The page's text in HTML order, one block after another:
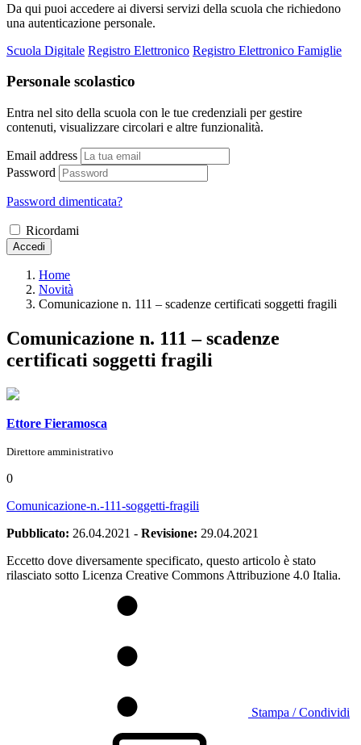
Da qui puoi accedere ai diversi servizi della scuola che richiedono
una autenticazione personale.
Scuola Digitale Registro Elettronico Registro Elettronico Famiglie
Personale scolastico
Entra nel sito della scuola con le tue credenziali per gestire
contenuti, visualizzare circolari e altre funzionalità.
Email address
Password
Password dimenticata?
Ricordami
Accedi
Home
Novità
Comunicazione n. 111 – scadenze certificati soggetti fragili
Comunicazione n. 111 – scadenze
certificati soggetti fragili
Ettore Fieramosca
Direttore amministrativo
0
Comunicazione-n.-111-soggetti-fragili
Pubblicato: 26.04.2021 - Revisione: 29.04.2021
Eccetto dove diversamente specificato, questo articolo è stato
rilasciato sotto Licenza Creative Commons Attribuzione 4.0 Italia.
Stampa / Condividi